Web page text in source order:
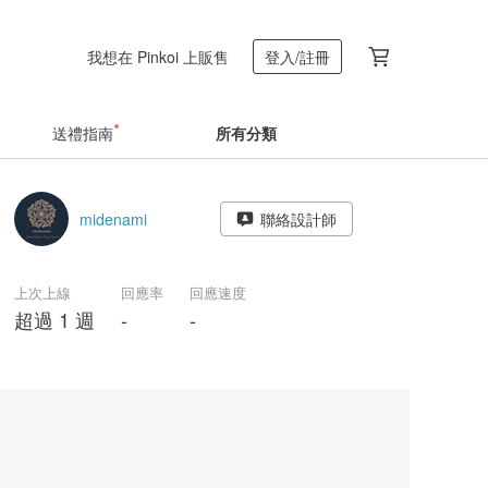
我想在 Pinkoi 上販售 登入/註冊
送禮指南 所有分類
midenami 聯絡設計師
上次上線
超過 1 週
回應率
-
回應速度
-